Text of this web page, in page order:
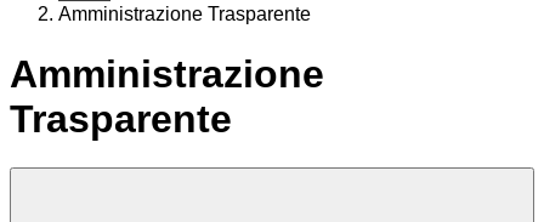
Amministrazione Trasparente
Amministrazione
Trasparente